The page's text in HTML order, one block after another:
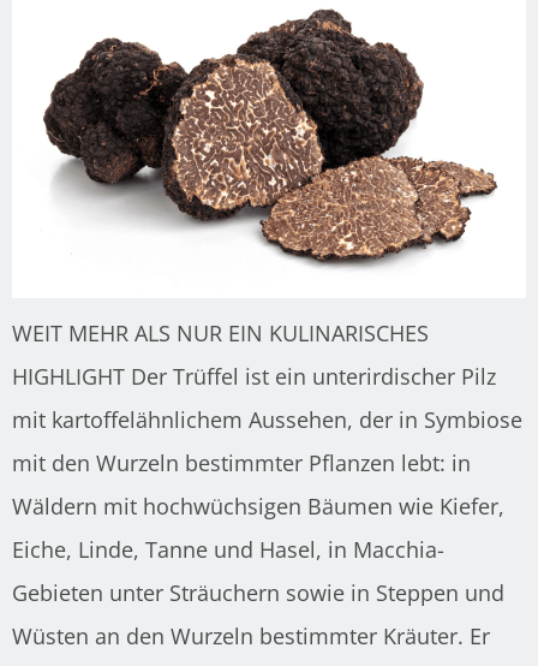
WEIT MEHR ALS NUR EIN KULINARISCHES
HIGHLIGHT Der Trüffel ist ein unterirdischer Pilz
mit kartoffelähnlichem Aussehen, der in Symbiose
mit den Wurzeln bestimmter Pflanzen lebt: in
Wäldern mit hochwüchsigen Bäumen wie Kiefer,
Eiche, Linde, Tanne und Hasel, in Macchia-
Gebieten unter Sträuchern sowie in Steppen und
Wüsten an den Wurzeln bestimmter Kräuter. Er